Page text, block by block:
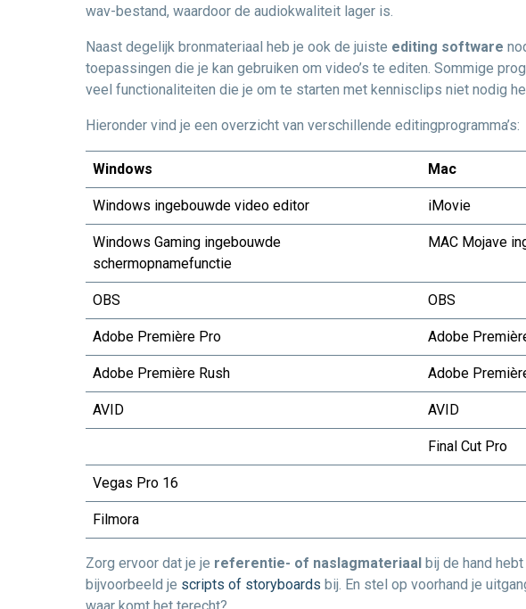
wav-bestand, waardoor de audiokwaliteit lager is.
Naast degelijk bronmateriaal heb je ook de juiste editing software
toepassingen die je kan gebruiken om video’s te editen. Sommige
veel functionaliteiten die je om te starten met kennisclips niet nodig
Hieronder vind je een overzicht van verschillende editingprogramma’s:
Windows Mac
Windows ingebouwde video editor iMovie
Windows Gaming ingebouwde
schermopnamefunctie
MAC Mojave
OBS OBS
Adobe Première Pro Adobe
Adobe Première Rush Adobe
AVID AVID
Final Cut Pro
Vegas Pro 16
Filmora
Zorg ervoor dat je je referentie- of naslagmateriaal bij de hand
bijvoorbeeld je scripts of storyboards bij. En stel op voorhand je